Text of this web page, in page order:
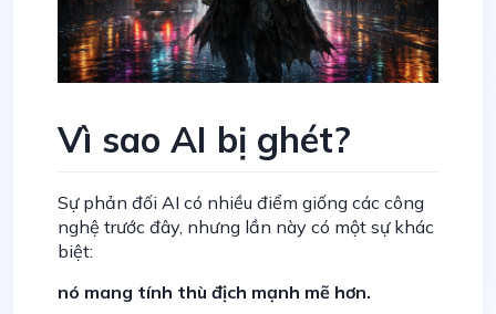
Vì sao AI bị ghét?
Sự phản đối AI có nhiều điểm giống các công
nghệ trước đây, nhưng lần này có một sự khác
biệt:
nó mang tính thù địch mạnh mẽ hơn.